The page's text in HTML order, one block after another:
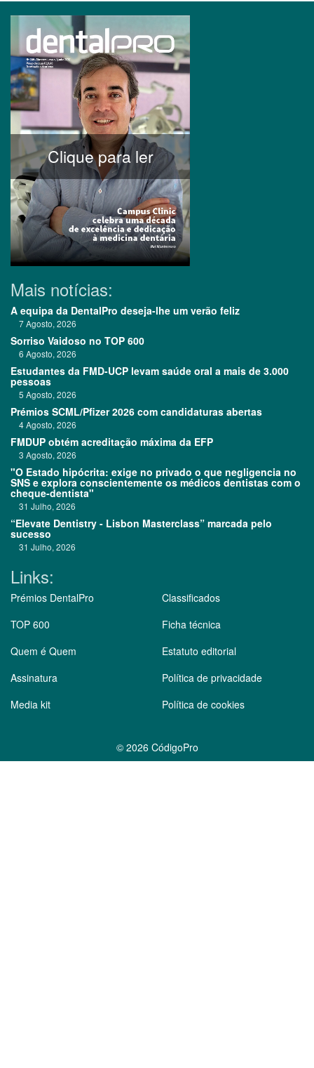
Clique para ler
Mais notícias:
A equipa da DentalPro deseja-lhe um verão feliz
7 Agosto, 2026
Sorriso Vaidoso no TOP 600
6 Agosto, 2026
Estudantes da FMD-UCP levam saúde oral a mais de 3.000
pessoas
5 Agosto, 2026
Prémios SCML/Pfizer 2026 com candidaturas abertas
4 Agosto, 2026
FMDUP obtém acreditação máxima da EFP
3 Agosto, 2026
"O Estado hipócrita: exige no privado o que negligencia no
SNS e explora conscientemente os médicos dentistas com o
cheque-dentista"
31 Julho, 2026
“Elevate Dentistry - Lisbon Masterclass” marcada pelo
sucesso
31 Julho, 2026
Links:
Prémios DentalPro
TOP 600
Quem é Quem
Assinatura
Media kit
Classificados
Ficha técnica
Estatuto editorial
Política de privacidade
Política de cookies
© 2026 CódigoPro